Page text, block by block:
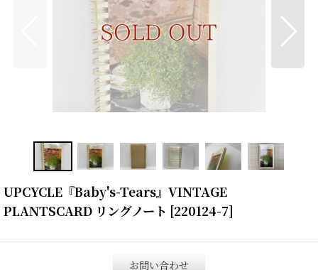
UPCYCLE『Baby's-Tears』VINTAGE
PLANTSCARD リングノート [220124-7]
お問い合わせ